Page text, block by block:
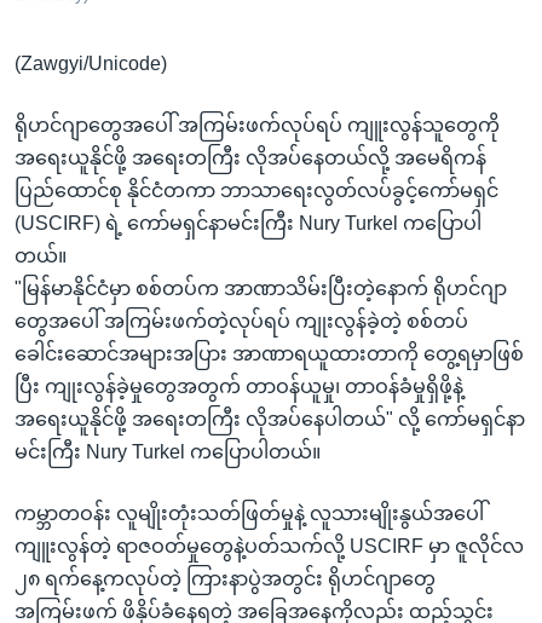
သို့
ကျော်
ရန်
(Zawgyi/Unicode)
ရိုဟင်ဂျာတွေအပေါ် အကြမ်းဖက်လုပ်ရပ် ကျူးလွန်သူတွေကို
အရေးယူနိုင်ဖို့ အရေးတကြီး လိုအပ်နေတယ်လို့ အမေရိကန်
ပြည်ထောင်စု နိုင်ငံတကာ ဘာသာရေးလွတ်လပ်ခွင့်ကော်မရှင်
(USCIRF) ရဲ့ ကော်မရှင်နာမင်းကြီး Nury Turkel ကပြောပါ
တယ်။
"မြန်မာနိုင်ငံမှာ စစ်တပ်က အာဏာသိမ်းပြီးတဲ့နောက် ရိုဟင်ဂျာ
တွေအပေါ် အကြမ်းဖက်တဲ့လုပ်ရပ် ကျုးလွန်ခဲ့တဲ့ စစ်တပ်
ခေါင်းဆောင်အများအပြား အာဏာရယူထားတာကို တွေ့ရမှာဖြစ်
ပြီး ကျုးလွန်ခဲ့မှုတွေအတွက် တာဝန်ယူမှု၊ တာဝန်ခံမှုရှိဖို့နဲ့
အရေးယူနိုင်ဖို့ အရေးတကြီး လိုအပ်နေပါတယ်" လို့ ကော်မရှင်နာ
မင်းကြီး Nury Turkel ကပြောပါတယ်။
ကမ္ဘာတဝန်း လူမျိုးတုံးသတ်ဖြတ်မှုနဲ့ လူသားမျိုးနွယ်အပေါ်
ကျူးလွန်တဲ့ ရာဇဝတ်မှုတွေနဲ့ပတ်သက်လို့ USCIRF မှာ ဇူလိုင်လ
၂၈ ရက်နေ့ကလုပ်တဲ့ ကြားနာပွဲအတွင်း ရိုဟင်ဂျာတွေ
အကြမ်းဖက် ဖိနှိပ်ခံနေရတဲ့ အခြေအနေကိုလည်း ထည့်သွင်း